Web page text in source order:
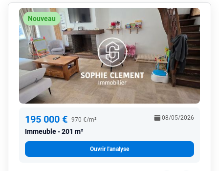
Nouveau
195 000 € 970 €/m²
Immeuble 201 m²
08/05/2026
Ouvrir l'analyse